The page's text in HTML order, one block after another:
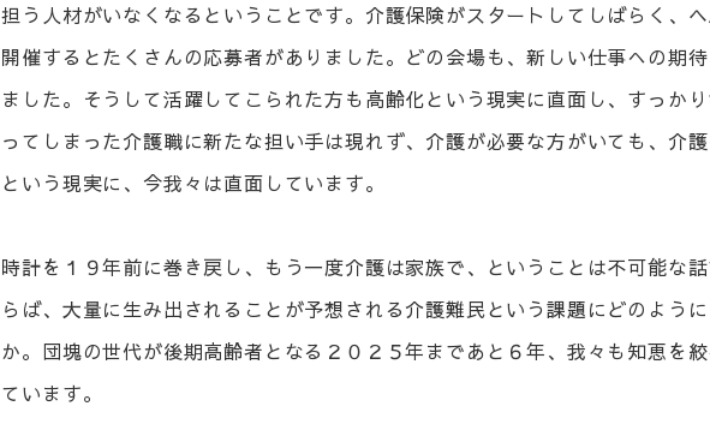
担う人材がいなくなるということです。介護保険がスタートしてしばらく、
開催するとたくさんの応募者がありました。どの会場も、新しい仕事への期
ました。そうして活躍してこられた方も高齢化という現実に直面し、すっか
ってしまった介護職に新たな担い手は現れず、介護が必要な方がいても、介
という現実に、今我々は直面しています。
時計を１９年前に巻き戻し、もう一度介護は家族で、ということは不可能な
らば、大量に生み出されることが予想される介護難民という課題にどのよう
か。団塊の世代が後期高齢者となる２０２５年まであと６年、我々も知恵を
ています。